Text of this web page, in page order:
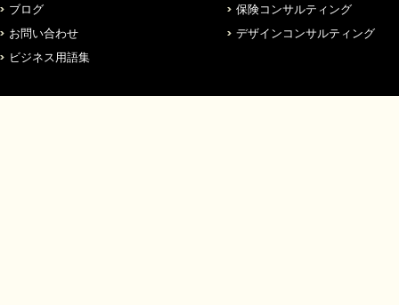
ブログ
お問い合わせ
ビジネス用語集
保険コンサルティング
デザインコンサルティング